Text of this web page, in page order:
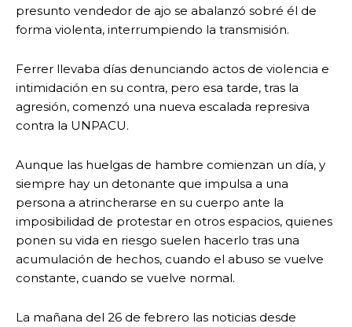
presunto vendedor de ajo se abalanzó sobré él de
forma violenta, interrumpiendo la transmisión.
Ferrer llevaba días denunciando actos de violencia e
intimidación en su contra, pero esa tarde, tras la
agresión, comenzó una nueva escalada represiva
contra la UNPACU.
Aunque las huelgas de hambre comienzan un día, y
siempre hay un detonante que impulsa a una
persona a atrincherarse en su cuerpo ante la
imposibilidad de protestar en otros espacios, quienes
ponen su vida en riesgo suelen hacerlo tras una
acumulación de hechos, cuando el abuso se vuelve
constante, cuando se vuelve normal.
La mañana del 26 de febrero las noticias desde